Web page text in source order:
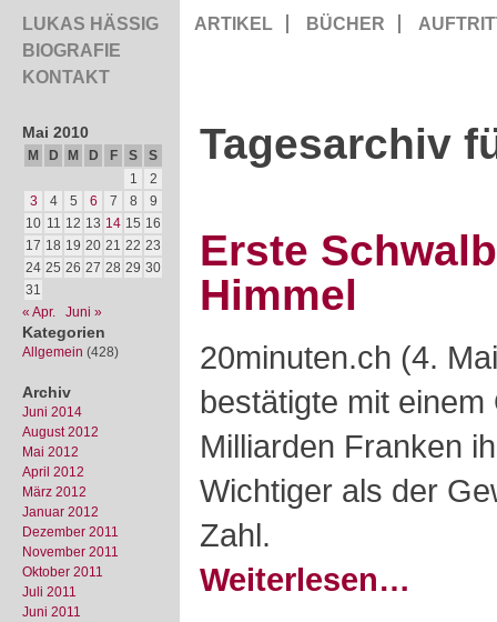
LUKAS HÄSSIG
BIOGRAFIE
KONTAKT
ARTIKEL BÜCHER
Mai 2010
M D M D F S
S
1
2
3
4 5 6 7 8
9
10 11 12 13 14 15 16
17 18 19 20 21 22 23
24 25 26 27 28 29 30
31
« Apr.
Juni »
Kategorien
Allgemein (428)
Archiv
Juni 2014
August 2012
Mai 2012
April 2012
März 2012
Januar 2012
Dezember 2011
November 2011
Oktober 2011
Juli 2011
Juni 2011
Tagesarchiv
Erste
Himmel
20minuten.ch (4.
bestätigte mit
Milliarden Franken
Wichtiger als der
Zahl.
Weiterlesen…